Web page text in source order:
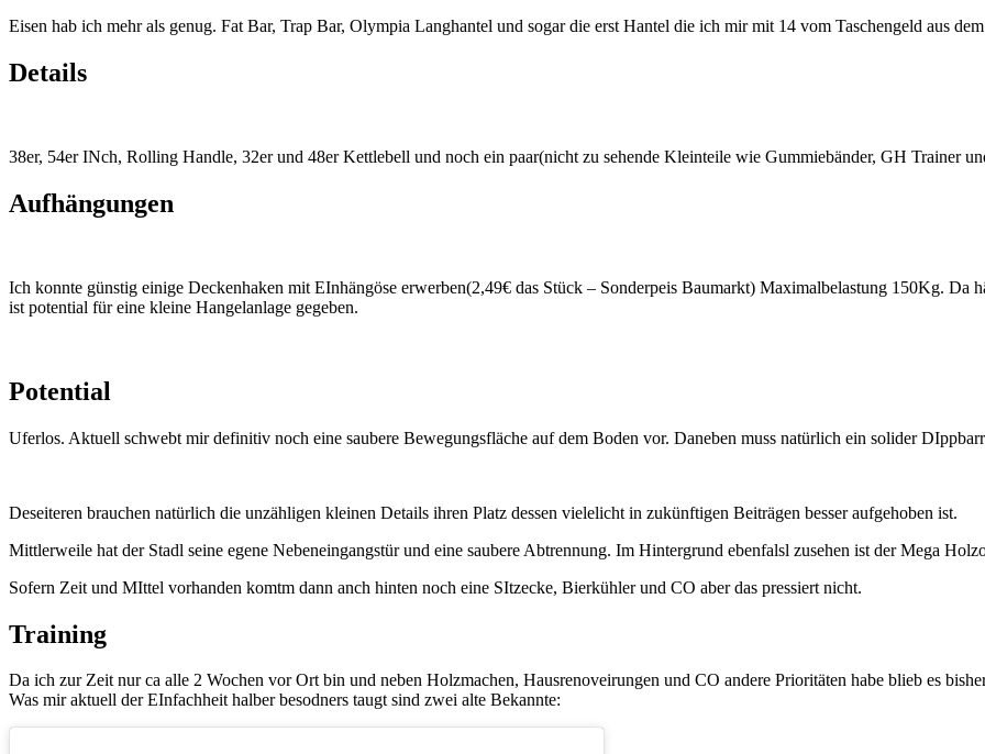
Eisen hab ich mehr als genug. Fat Bar, Trap Bar, Olympia Langhantel und sogar die erst Hantel die ich mir mit 14 vom Taschengeld aus
Details
38er, 54er INch, Rolling Handle, 32er und 48er Kettlebell und noch ein paar(nicht zu sehende Kleinteile wie Gummiebänder, GH Trainer
Aufhängungen
Ich konnte günstig einige Deckenhaken mit EInhängöse erwerben(2,49€ das Stück – Sonderpeis Baumarkt) Maximalbelastung 150Kg. Da
ist potential für eine kleine Hangelanlage gegeben.
Potential
Uferlos. Aktuell schwebt mir definitiv noch eine saubere Bewegungsfläche auf dem Boden vor. Daneben muss natürlich ein solider
Deseiteren brauchen natürlich die unzähligen kleinen Details ihren Platz dessen vielelicht in zukünftigen Beiträgen besser aufgehoben ist.
Mittlerweile hat der Stadl seine egene Nebeneingangstür und eine saubere Abtrennung. Im Hintergrund ebenfalsl zusehen ist der Mega
Sofern Zeit und MIttel vorhanden komtm dann anch hinten noch eine SItzecke, Bierkühler und CO aber das pressiert nicht.
Training
Da ich zur Zeit nur ca alle 2 Wochen vor Ort bin und neben Holzmachen, Hausrenoveirungen und CO andere Prioritäten habe blieb es
Was mir aktuell der EInfachheit halber besodners taugt sind zwei alte Bekannte: